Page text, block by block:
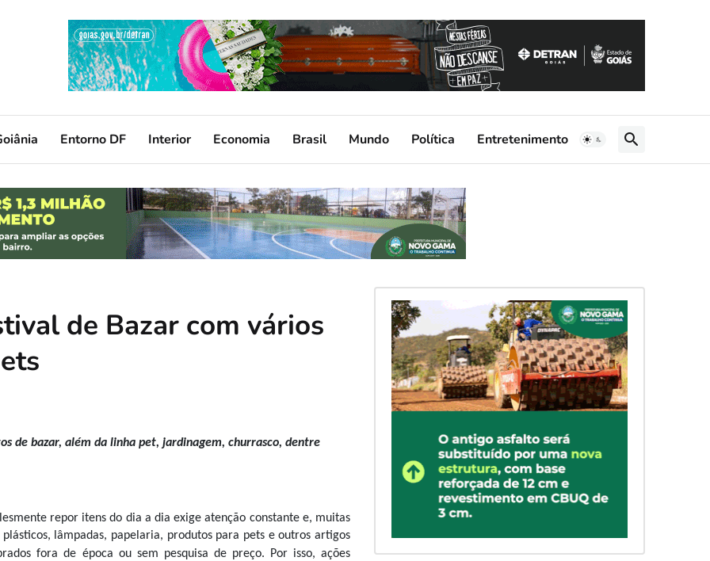
Entorno DF Interior Economia Brasil Mundo Política Entretenimento
de Bazar com vários
de bazar, além da linha pet, jardinagem, churrasco, dentre
repor itens do dia a dia exige atenção constante e, muitas
lâmpadas, papelaria, produtos para pets e outros artigos
fora de época ou sem pesquisa de preço.
Por isso, ações